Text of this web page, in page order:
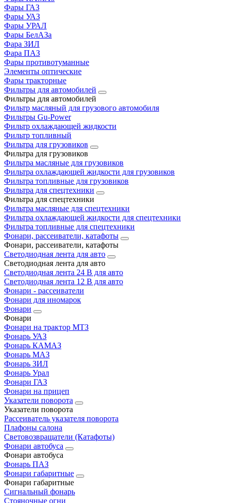
Фары ГАЗ
Фары УАЗ
Фары УРАЛ
Фары БелАЗа
Фара ЗИЛ
Фара ПАЗ
Фары противотуманные
Элементы оптические
Фары тракторные
Фильтры для автомобилей
Фильтры для автомобилей
Фильтр масляный для грузового автомобиля
Фильтры Gu-Power
Фильтр охлаждающей жидкости
Фильтр топливный
Фильтра для грузовиков
Фильтра для грузовиков
Фильтра масляные для грузовиков
Фильтра охлаждающей жидкости для грузовиков
Фильтра топливные для грузовиков
Фильтра для спецтехники
Фильтра для спецтехники
Фильтра масляные для спецтехники
Фильтра охлаждающей жидкости для спецтехники
Фильтра топливные для спецтехники
Фонари, рассеиватели, катафоты
Фонари, рассеиватели, катафоты
Светодиодная лента для авто
Светодиодная лента для авто
Светодиодная лента 24 В для авто
Светодиодная лента 12 В для авто
Фонари - рассеиватели
Фонари для иномарок
Фонари
Фонари
Фонари на трактор МТЗ
Фонарь УАЗ
Фонарь КАМАЗ
Фонарь МАЗ
Фонарь ЗИЛ
Фонарь Урал
Фонари ГАЗ
Фонари на прицеп
Указатели поворота
Указатели поворота
Рассеиватель указателя поворота
Плафоны салона
Световозвращатели (Катафоты)
Фонари автобуса
Фонари автобуса
Фонарь ПАЗ
Фонари габаритные
Фонари габаритные
Сигнальный фонарь
Стояночные огни